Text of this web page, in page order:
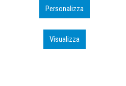
Personalizza
Visualizza